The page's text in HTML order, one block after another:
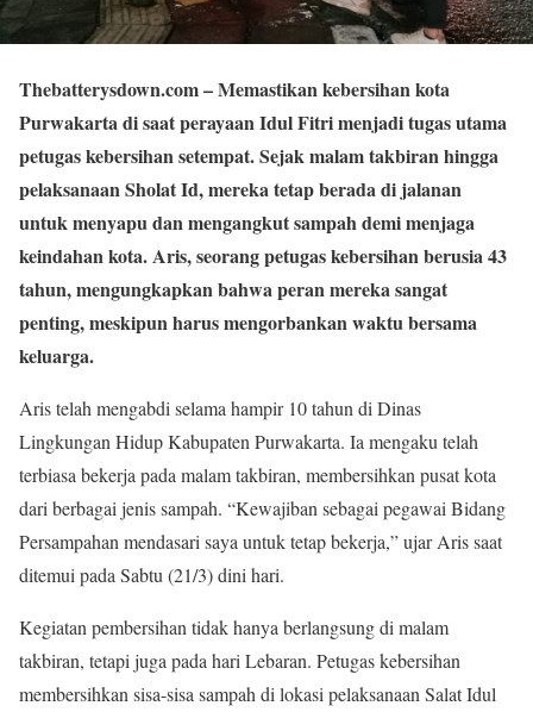
Thebatterysdown.com– Memastikan kebersihan kota
Purwakarta di saat perayaan Idul Fitri menjadi tugas utama
petugas kebersihan setempat. Sejak malam takbiran hingga
pelaksanaan Sholat Id, mereka tetap berada di jalanan
untuk menyapu dan mengangkut sampah demi menjaga
keindahan kota. Aris, seorang petugas kebersihan berusia 43
tahun, mengungkapkan bahwa peran mereka sangat
penting, meskipun harus mengorbankan waktu bersama
keluarga.
Aris telah mengabdi selama hampir 10 tahun di Dinas
Lingkungan Hidup Kabupaten Purwakarta. Ia mengaku telah
terbiasa bekerja pada malam takbiran, membersihkan pusat kota
dari berbagai jenis sampah. “Kewajiban sebagai pegawai Bidang
Persampahan mendasari saya untuk tetap bekerja,” ujar Aris saat
ditemui pada Sabtu (21/3) dini hari.
Kegiatan pembersihan tidak hanya berlangsung di malam
takbiran, tetapi juga pada hari Lebaran. Petugas kebersihan
membersihkan sisa-sisa sampah di lokasi pelaksanaan Salat Idul